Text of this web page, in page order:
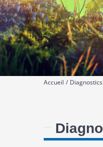
Accueil